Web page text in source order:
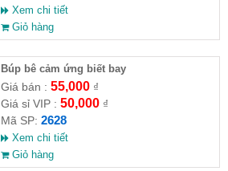
Xem chi tiết
Giỏ hàng
​Búp bê cảm ứng biết bay
Giá bán : 55,000₫
Giá sỉ VIP : 50,000₫
Mã SP: 2628
Xem chi tiết
Giỏ hàng